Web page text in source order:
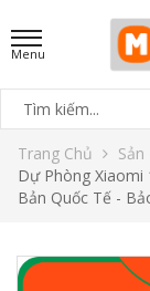
Trang Chủ Sản
Dự Phòng Xiaomi
Bản Quốc Tế -